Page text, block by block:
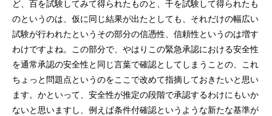
ど、百を試験してみて得られたものと、千を試験して得られたも
のというのは、仮に同じ結果が出たとしても、それだけの幅広い
試験が行われたというその部分の信憑性、信頼性というのは増す
わけですよね。この部分で、やはりこの緊急承認における安全性
を通常承認の安全性と同じ言葉で確認としてしまうことの、これ
ちょっと問題点というのをここで改めて指摘しておきたいと思い
ます。かといって、安全性が推定の段階で承認するわけにもいか
ないと思いますし、例えば条件付確認というような新たな基準が